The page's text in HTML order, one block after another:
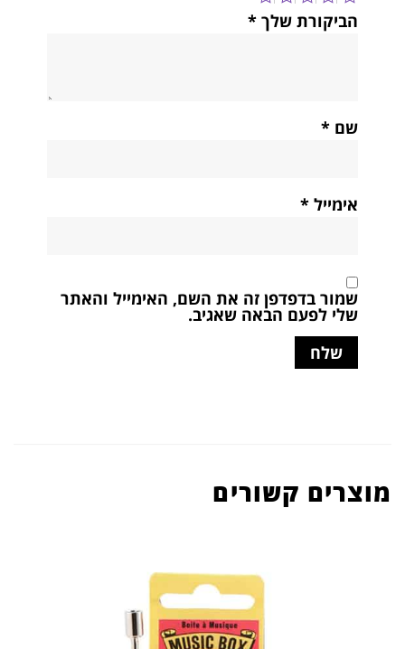
הביקורת שלך *
שם *
אימייל *
שמור בדפדפן זה את השם, האימייל והאתר
שלי לפעם הבאה שאגיב.
מוצרים קשורים